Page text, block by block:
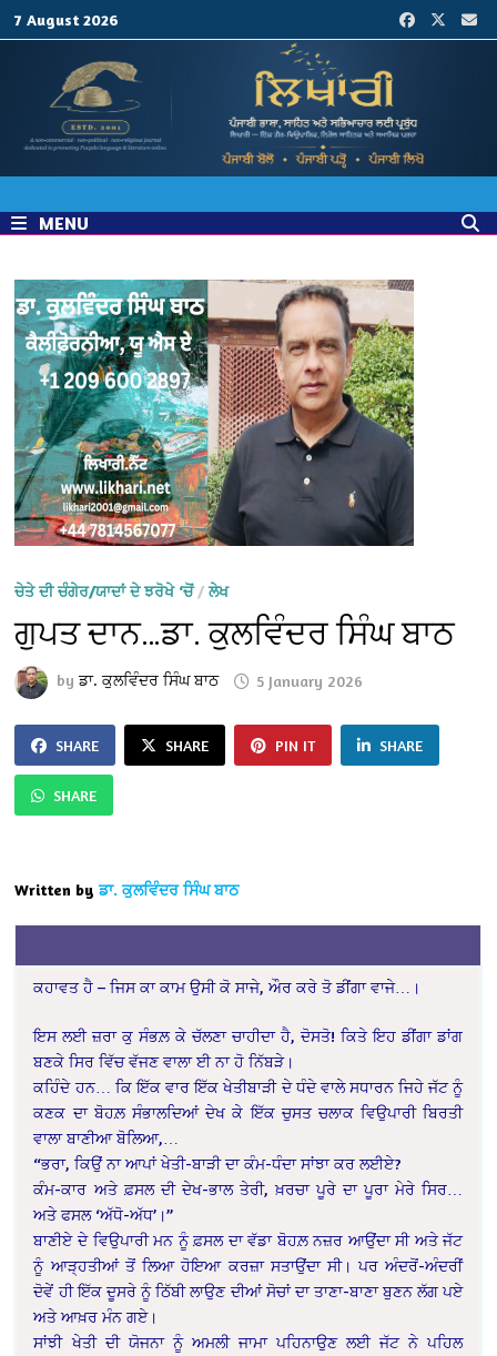
7 August 2026
MENU
ਚੇਤੇ ਦੀ ਚੰਗੇਰ/ਯਾਦਾਂ ਦੇ ਝਰੋਖੇ ‘ਚੋਂ/ਲੇਖ
ਗੁਪਤ ਦਾਨ…ਡਾ. ਕੁਲਵਿੰਦਰ ਸਿੰਘ ਬਾਠ
byਡਾ. ਕੁਲਵਿੰਦਰ ਸਿੰਘ ਬਾਠ 5 January 2026
SHARE SHARE PIN IT SHARE
SHARE
Written by ਡਾ. ਕੁਲਵਿੰਦਰ ਸਿੰਘ ਬਾਠ
ਕਹਾਵਤ ਹੈ – ਜਿਸ ਕਾ ਕਾਮ ਉਸੀ ਕੋ ਸਾਜੇ, ਔਰ ਕਰੇ ਤੋ ਡੀਂਗਾ ਵਾਜੇ…।
ਇਸ ਲਈ ਜ਼ਰਾ ਕੁ ਸੰਭਲ਼ ਕੇ ਚੱਲਣਾ ਚਾਹੀਦਾ ਹੈ, ਦੋਸਤੋ! ਕਿਤੇ ਇਹ ਡੀਂਗਾ ਡਾਂਗ
ਬਣਕੇ ਸਿਰ ਵਿੱਚ ਵੱਜਣ ਵਾਲਾ ਈ ਨਾ ਹੋ ਨਿੱਬੜੇ।
ਕਹਿੰਦੇ ਹਨ… ਕਿ ਇੱਕ ਵਾਰ ਇੱਕ ਖੇਤੀਬਾੜੀ ਦੇ ਧੰਦੇ ਵਾਲੇ ਸਧਾਰਨ ਜਿਹੇ ਜੱਟ ਨੂੰ
ਕਣਕ ਦਾ ਬੋਹਲ਼ ਸੰਭਾਲਦਿਆਂ ਦੇਖ ਕੇ ਇੱਕ ਚੁਸਤ ਚਲਾਕ ਵਿਉਪਾਰੀ ਬਿਰਤੀ
ਵਾਲਾ ਬਾਣੀਆ ਬੋਲਿਆ,…
“ਭਰਾ, ਕਿਉਂ ਨਾ ਆਪਾਂ ਖੇਤੀ-ਬਾੜੀ ਦਾ ਕੰਮ-ਧੰਦਾ ਸਾਂਝਾ ਕਰ ਲਈਏ?
ਕੰਮ-ਕਾਰ ਅਤੇ ਫ਼ਸਲ ਦੀ ਦੇਖ-ਭਾਲ ਤੇਰੀ, ਖ਼ਰਚਾ ਪੂਰੇ ਦਾ ਪੂਰਾ ਮੇਰੇ ਸਿਰ…
ਅਤੇ ਫਸਲ ‘ਅੱਧੋ-ਅੱਧ’।”
ਬਾਣੀਏ ਦੇ ਵਿਉਪਾਰੀ ਮਨ ਨੂੰ ਫ਼ਸਲ ਦਾ ਵੱਡਾ ਬੋਹਲ਼ ਨਜ਼ਰ ਆਉਂਦਾ ਸੀ ਅਤੇ ਜੱਟ
ਨੂੰ ਆੜ੍ਹਤੀਆਂ ਤੋਂ ਲਿਆ ਹੋਇਆ ਕਰਜ਼ਾ ਸਤਾਉਂਦਾ ਸੀ। ਪਰ ਅੰਦਰੋਂ-ਅੰਦਰੀਂ
ਦੋਵੇਂ ਹੀ ਇੱਕ ਦੂਸਰੇ ਨੂੰ ਠਿੱਬੀ ਲਾਉਣ ਦੀਆਂ ਸੋਚਾਂ ਦਾ ਤਾਣਾ-ਬਾਣਾ ਬੁਣਨ ਲੱਗ ਪਏ
ਅਤੇ ਆਖ਼ਰ ਮੰਨ ਗਏ।
ਸਾਂਝੀ ਖੇਤੀ ਦੀ ਯੋਜਨਾ ਨੂੰ ਅਮਲੀ ਜਾਮਾ ਪਹਿਨਾਉਣ ਲਈ ਜੱਟ ਨੇ ਪਹਿਲ